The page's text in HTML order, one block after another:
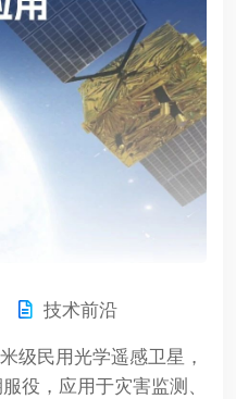
技术前沿
级民用光学遥感卫星，
役，应用于灾害监测、